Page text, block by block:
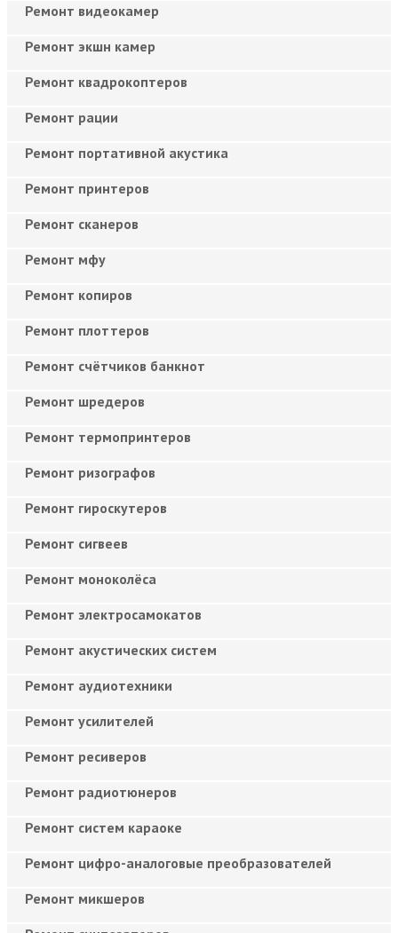
Ремонт видеокамер
Ремонт экшн камер
Ремонт квадрокоптеров
Ремонт рации
Ремонт портативной акустика
Ремонт принтеров
Ремонт сканеров
Ремонт мфу
Ремонт копиров
Ремонт плоттеров
Ремонт счётчиков банкнот
Ремонт шредеров
Ремонт термопринтеров
Ремонт ризографов
Ремонт гироскутеров
Ремонт сигвеев
Ремонт моноколёса
Ремонт электросамокатов
Ремонт акустических систем
Ремонт аудиотехники
Ремонт усилителей
Ремонт ресиверов
Ремонт радиотюнеров
Ремонт систем караоке
Ремонт цифро-аналоговые преобразователей
Ремонт микшеров